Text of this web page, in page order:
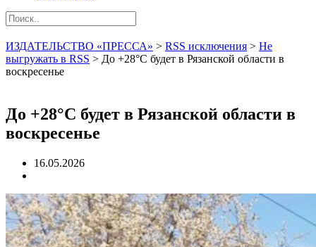
ИЗДАТЕЛЬСТВО «ПРЕССА» > RSS исключения > Не
выгружать в RSS > До +28°С будет в Рязанской области в
воскресенье
До +28°С будет в Рязанской области в
воскресенье
16.05.2026